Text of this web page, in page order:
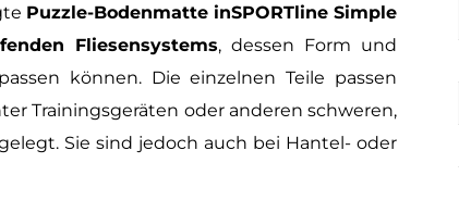
Puzzle-Bodenmatte inSPORTline Simple
Fliesensystems, dessen Form und
können. Die einzelnen Teile passen
Trainingsgeräten oder anderen schweren,
Sie sind jedoch auch bei Hantel- oder